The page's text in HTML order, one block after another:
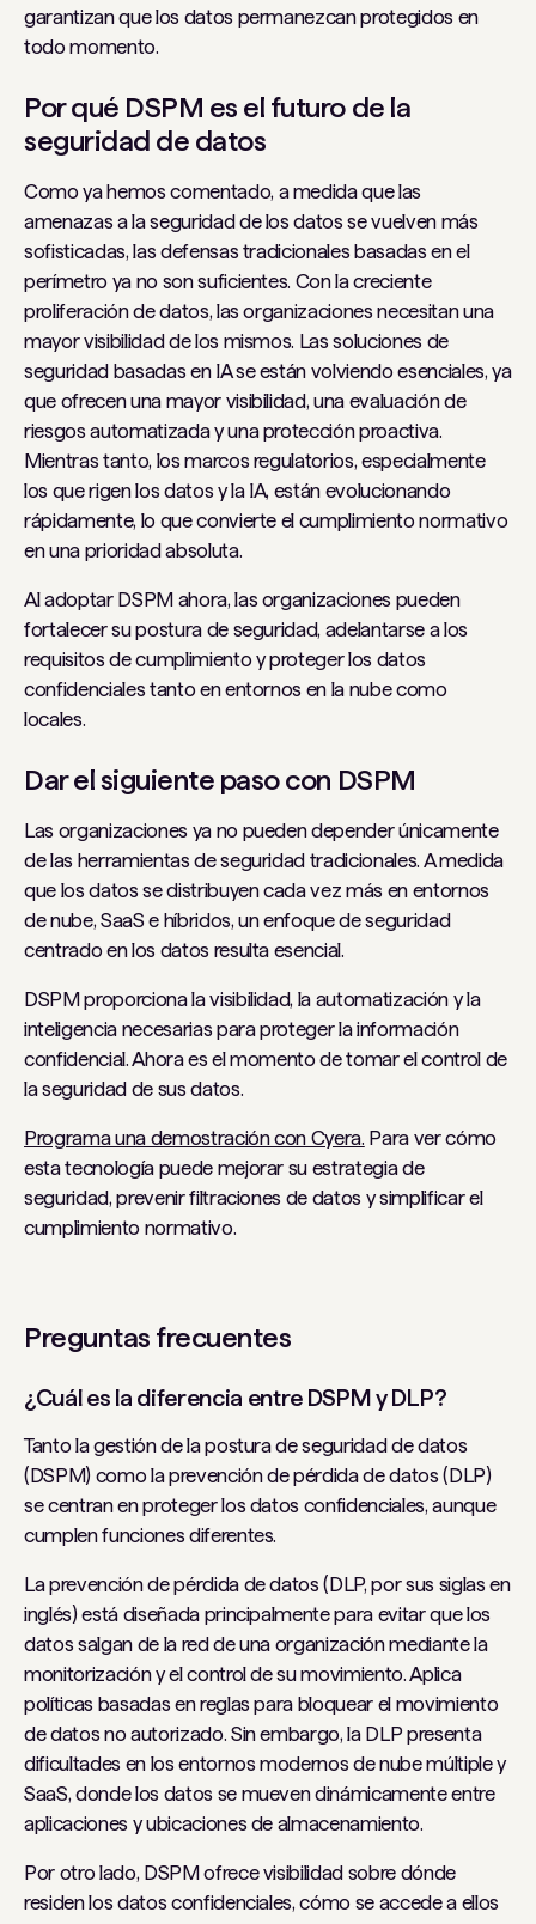
garantizan que los datos permanezcan protegidos en
todo momento.
Por qué DSPM es el futuro de la
seguridad de datos
Como ya hemos comentado, a medida que las
amenazas a la seguridad de los datos se vuelven más
sofisticadas, las defensas tradicionales basadas en el
perímetro ya no son suficientes. Con la creciente
proliferación de datos, las organizaciones necesitan una
mayor visibilidad de los mismos. Las soluciones de
seguridad basadas en IA se están volviendo esenciales, ya
que ofrecen una mayor visibilidad, una evaluación de
riesgos automatizada y una protección proactiva.
Mientras tanto, los marcos regulatorios, especialmente
los que rigen los datos y la IA, están evolucionando
rápidamente, lo que convierte el cumplimiento normativo
en una prioridad absoluta.
Al adoptar DSPM ahora, las organizaciones pueden
fortalecer su postura de seguridad, adelantarse a los
requisitos de cumplimiento y proteger los datos
confidenciales tanto en entornos en la nube como
locales.
Dar el siguiente paso con DSPM
Las organizaciones ya no pueden depender únicamente
de las herramientas de seguridad tradicionales. A medida
que los datos se distribuyen cada vez más en entornos
de nube, SaaS e híbridos, un enfoque de seguridad
centrado en los datos resulta esencial.
DSPM proporciona la visibilidad, la automatización y la
inteligencia necesarias para proteger la información
confidencial. Ahora es el momento de tomar el control de
la seguridad de sus datos.
Programa una demostración con Cyera. Para ver cómo
esta tecnología puede mejorar su estrategia de
seguridad, prevenir filtraciones de datos y simplificar el
cumplimiento normativo.
Preguntas frecuentes
¿Cuál es la diferencia entre DSPM y DLP?
Tanto la gestión de la postura de seguridad de datos
(DSPM) como la prevención de pérdida de datos (DLP)
se centran en proteger los datos confidenciales, aunque
cumplen funciones diferentes.
La prevención de pérdida de datos (DLP, por sus siglas en
inglés) está diseñada principalmente para evitar que los
datos salgan de la red de una organización mediante la
monitorización y el control de su movimiento. Aplica
políticas basadas en reglas para bloquear el movimiento
de datos no autorizado. Sin embargo, la DLP presenta
dificultades en los entornos modernos de nube múltiple y
SaaS, donde los datos se mueven dinámicamente entre
aplicaciones y ubicaciones de almacenamiento.
Por otro lado, DSPM ofrece visibilidad sobre dónde
residen los datos confidenciales, cómo se accede a ellos